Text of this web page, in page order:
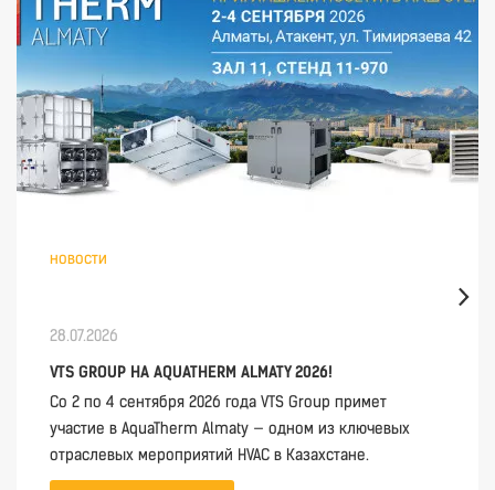
новости
28.07.2026
VTS GROUP НА AQUATHERM ALMATY 2026!
Со 2 по 4 сентября 2026 года VTS Group примет
участие в AquaTherm Almaty — одном из ключевых
отраслевых мероприятий HVAC в Казахстане.